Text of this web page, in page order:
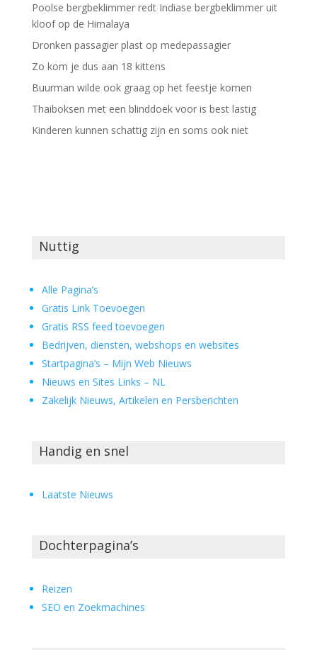
Poolse bergbeklimmer redt Indiase bergbeklimmer uit
kloof op de Himalaya
Dronken passagier plast op medepassagier
Zo kom je dus aan 18 kittens
Buurman wilde ook graag op het feestje komen
Thaiboksen met een blinddoek voor is best lastig
Kinderen kunnen schattig zijn en soms ook niet
Nuttig
Alle Pagina’s
Gratis Link Toevoegen
Gratis RSS feed toevoegen
Bedrijven, diensten, webshops en websites
Startpagina’s – Mijn Web Nieuws
Nieuws en Sites Links – NL
Zakelijk Nieuws, Artikelen en Persberichten
Handig en snel
Laatste Nieuws
Dochterpagina’s
Reizen
SEO en Zoekmachines